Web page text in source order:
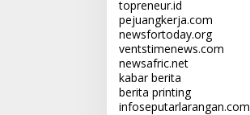
topreneur.id
pejuangkerja.com
newsfortoday.org
ventstimenews.com
newsafric.net
kabar berita
berita printing
infoseputarlarangan.com